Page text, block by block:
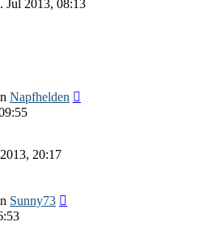
Jul 2013, 08:13
Napfhelden
20:17
Sunny73